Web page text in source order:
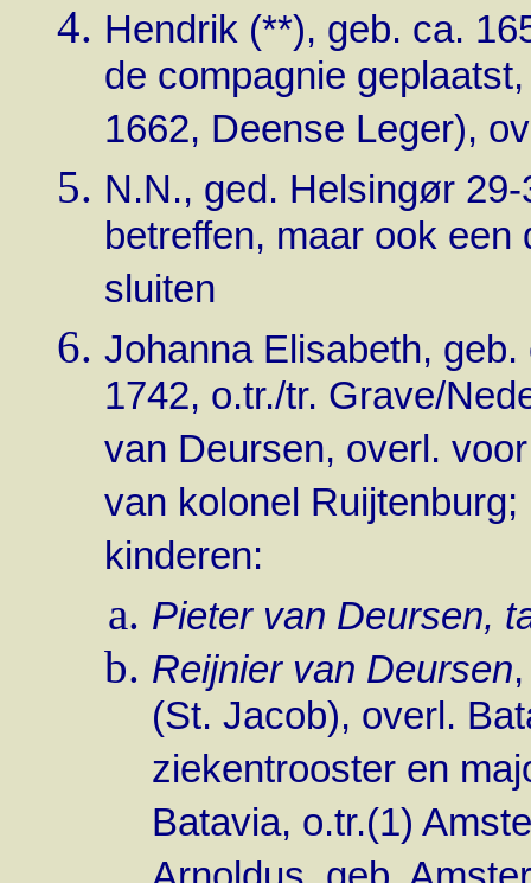
Hendrik (**), geb. ca.
de compagnie
1662, Deense Leger),
N.N., ged. Helsingør
betreffen, maar ook
sluiten
Johanna Elisabeth,
1742, o.tr./tr. Grave/
van Deursen, overl.
van kolonel Ruijtenburg;
kinderen:
Pieter van Deursen,
Reijnier van Deursen
(St. Jacob), overl.
ziekentrooster en
Batavia, o.tr.(1)